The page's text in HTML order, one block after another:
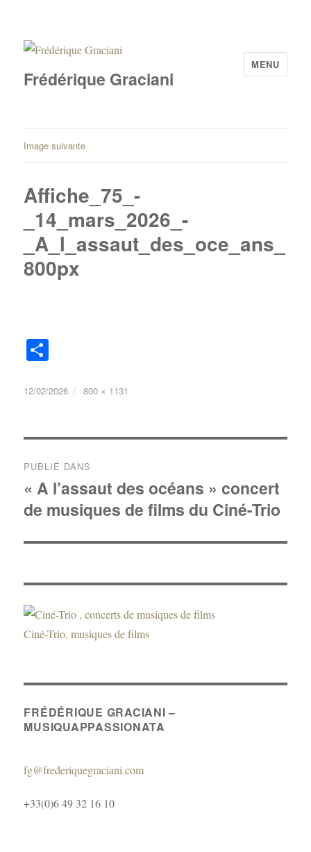
Frédérique Graciani
MENU
Image suivante
Affiche_75_-
_14_mars_2026_-
_A_l_assaut_des_oce_ans_
800px
ag
12/02/2026 800 × 1131
PUBLIÉ DANS
« A l’assaut des océans » concert
de musiques de films du Ciné-Trio
Ciné-Trio, musiques de films
FRÉDÉRIQUE GRACIANI –
MUSIQUAPPASSIONATA
fg@frederiquegraciani.com
+33(0)6 49 32 16 10